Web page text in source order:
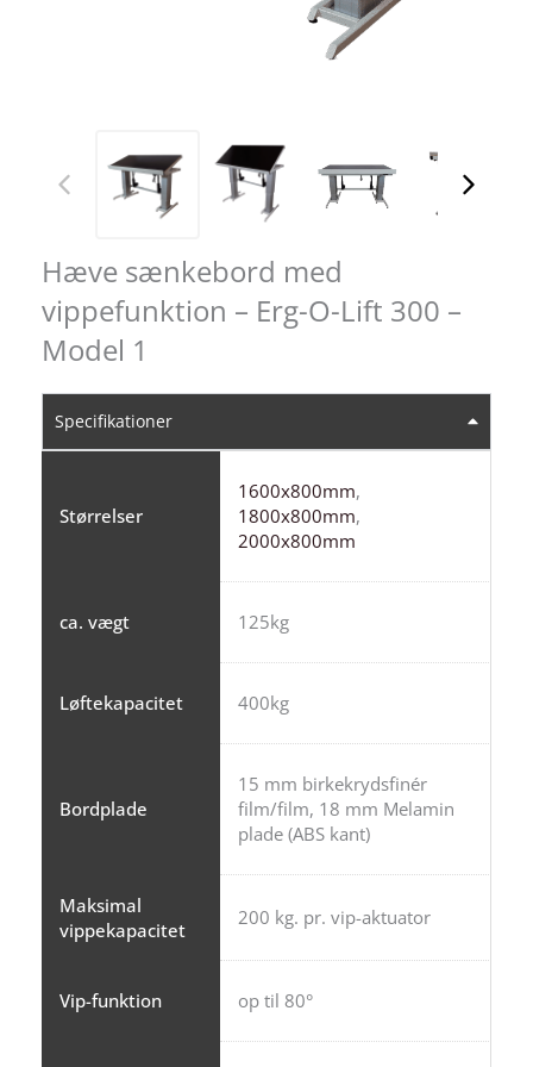
Hæve sænkebord med
vippefunktion – Erg-O-Lift 300 –
Model 1
Specifikationer
Størrelser
1600x800mm,
1800x800mm,
2000x800mm
ca. vægt 125kg
Løftekapacitet 400kg
Bordplade
15 mm birkekrydsfinér
film/film, 18 mm Melamin
plade (ABS kant)
Maksimal
vippekapacitet
200 kg. pr. vip-aktuator
Vip-funktion op til 80°